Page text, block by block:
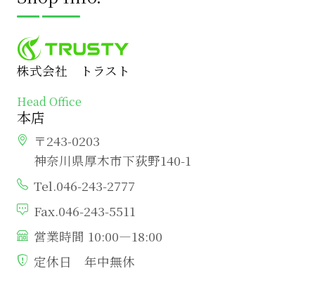
株式会社 トラスト
Head Office
本店
〒243-0203
神奈川県厚木市下荻野140-1
Tel.046-243-2777
Fax.046-243-5511
営業時間 10:00―18:00
定休日 年中無休